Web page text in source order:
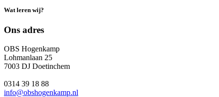
Wat leren wij?
Ons adres
OBS Hogenkamp
Lohmanlaan 25
7003 DJ Doetinchem
0314 39 18 88
info@obshogenkamp.nl